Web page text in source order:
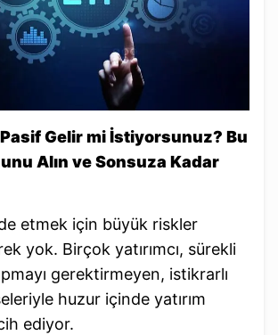
Gelir mi İstiyorsunuz? Bu
Alın ve Sonsuza Kadar
etmek için büyük riskler
yok. Birçok yatırımcı, sürekli
gerektirmeyen, istikrarlı
huzur içinde yatırım
ediyor.